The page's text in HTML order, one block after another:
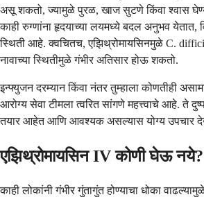
असू शकतो, ज्यामुळे पुरळ, खाज सुटणे किंवा श्वास
काही रुग्णांना हृदयाच्या लयमध्ये बदल अनुभव येतात,
स्थिती आहे. क्वचितच, एझिथ्रोमायसिनमुळे C.
नावाच्या स्थितीमुळे गंभीर अतिसार होऊ शकतो.
इन्फ्युजन दरम्यान किंवा नंतर तुम्हाला कोणतीही
आरोग्य सेवा टीमला त्वरित सांगणे महत्त्वाचे आहे. ते
तयार आहेत आणि आवश्यक असल्यास योग्य उपचार
एझिथ्रोमायसिन IV कोणी घेऊ नये?
काही लोकांनी गंभीर गुंतागुंत होण्याचा धोका